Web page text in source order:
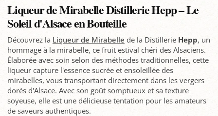
Liqueur de Mirabelle Distillerie Hepp – Le
Soleil d'Alsace en Bouteille
Découvrez la Liqueur de Mirabelle de la Distillerie Hepp, un
hommage à la mirabelle, ce fruit estival chéri des Alsaciens.
Élaborée avec soin selon des méthodes traditionnelles, cette
liqueur capture l'essence sucrée et ensoleillée des
mirabelles, vous transportant directement dans les vergers
dorés d'Alsace. Avec son goût somptueux et sa texture
soyeuse, elle est une délicieuse tentation pour les amateurs
de saveurs authentiques.